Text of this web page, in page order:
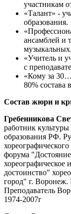
участникам
«Талант» -
образования.
ансамблей и
«Учитель и
с
«Кому за
80% состава
Состав жюри и
Гребенникова
работник
образования РФ.
форума
хореографическое
достоинство"
город" г. Воронеж.
Преподаватель
1974-2007г